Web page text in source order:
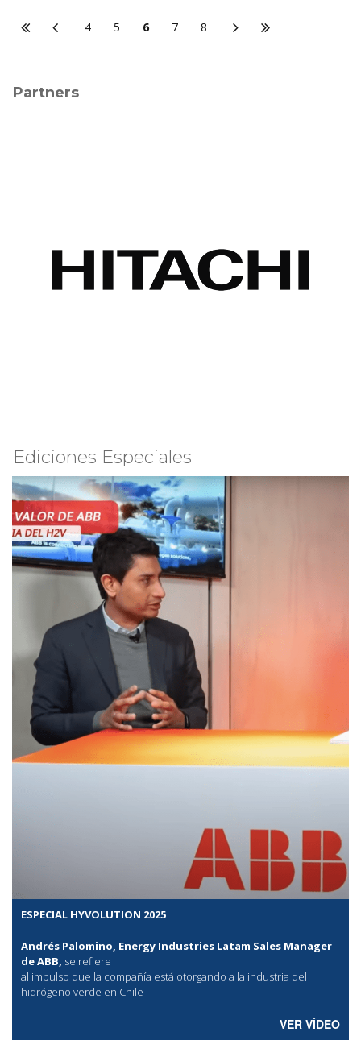
4 5 6 7 8
Partners
Ediciones Especiales
ESPECIAL HYVOLUTION 2025
Andrés Palomino, Energy Industries Latam Sales Manager
de ABB, se refiere
al impulso que la compañía está otorgando a la industria del
hidrógeno verde en Chile
VER VÍDEO